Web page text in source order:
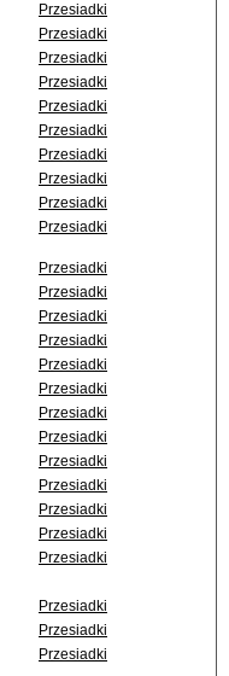
Przesiadki
Przesiadki
Przesiadki
Przesiadki
Przesiadki
Przesiadki
Przesiadki
Przesiadki
Przesiadki
Przesiadki
Przesiadki
Przesiadki
Przesiadki
Przesiadki
Przesiadki
Przesiadki
Przesiadki
Przesiadki
Przesiadki
Przesiadki
Przesiadki
Przesiadki
Przesiadki
Przesiadki
Przesiadki
Przesiadki